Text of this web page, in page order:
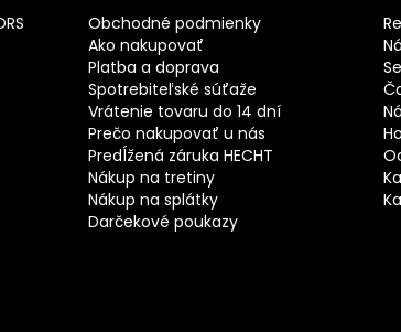
Obchodné podmienky
Ako nakupovať
Platba a doprava
Spotrebiteľské súťaže
Vrátenie tovaru do 14 dní
Prečo nakupovať u nás
Predĺžená záruka HECHT
Nákup na tretiny
Nákup na splátky
Darčekové poukazy